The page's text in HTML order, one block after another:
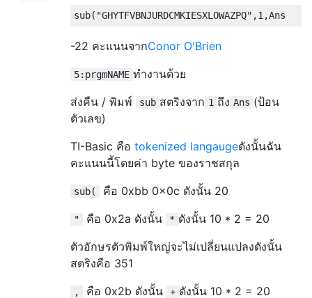
-22 คะแนนจากConor O'Brien
5:prgmNAME ทำงานด้วย
ส่งคืน / พิมพ์
sub สตริงจาก 1 ถึง Ans (ป้อน
ตัวเลข)
TI-Basic คือ tokenized langaugeดังนั้นฉัน
คะแนนนี้โดยค่า byte ของราชสกุล
sub( คือ 0xbb 0x0c ดังนั้น 20
" คือ 0x2a ดังนั้น * ดังนั้น 10 * 2 = 20
ตัวอักษรตัวพิมพ์ใหญ่จะไม่เปลี่ยนแปลงดังนั้น
สตริงคือ 351
, คือ 0x2b ดังนั้น + ดังนั้น 10 * 2 = 20